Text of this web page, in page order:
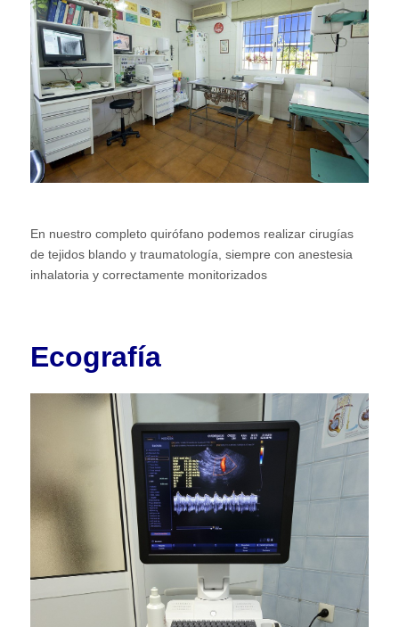
En nuestro completo quirófano podemos realizar cirugías
de tejidos blando y traumatología, siempre con anestesia
inhalatoria y correctamente monitorizados
Ecografía